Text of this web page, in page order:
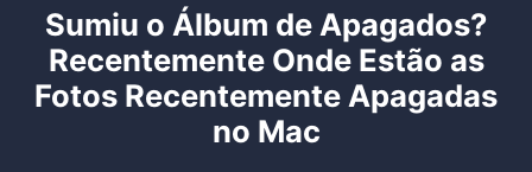
Visão geral
Soluções
Sobre nós
Sala de imprensa
Recoverit para Windows
Uma ferramenta líder de recuperação de dados
para Windows
Teste Grátis
Recursos
Recuperar arquivos de mídia
Recuperar arquivos de documentos
Soluções
Soluções de arquivos
Sumiu o Álbum de Apagados?
Recentemente Onde Estão as
Fotos Recentemente Apagadas
no Mac